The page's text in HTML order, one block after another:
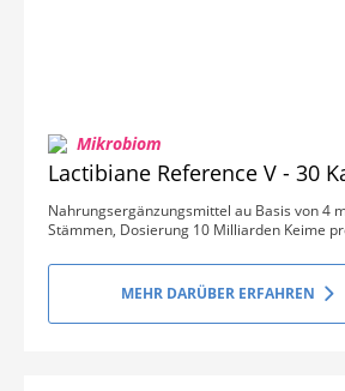
Mikrobiom
Lactibiane Reference V - 30
Nahrungsergänzungsmittel au Basis von 4
Stämmen, Dosierung 10 Milliarden Keime
MEHR DARÜBER ERFAHREN